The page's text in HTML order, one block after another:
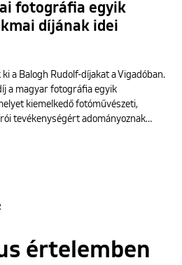
fotográfia egyik
díjának idei
a Balogh Rudolf-díjakat a Vigadóban.
a magyar fotográfia egyik
kiemelkedő fotóművészeti,
tevékenységért adományoznak…
értelemben